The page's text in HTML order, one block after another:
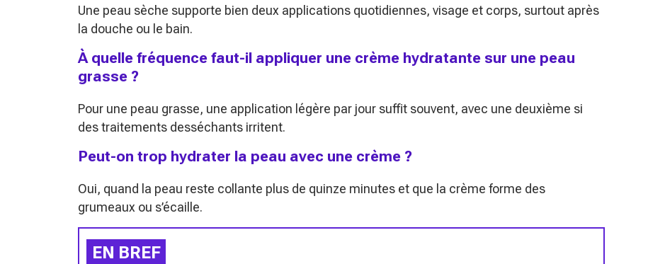
Une peau sèche supporte bien deux applications quotidiennes, visage et corps, surtout après
la douche ou le bain.
À quelle fréquence faut-il appliquer une crème hydratante sur une peau
grasse ?
Pour une peau grasse, une application légère par jour suffit souvent, avec une deuxième si
des traitements desséchants irritent.
Peut-on trop hydrater la peau avec une crème ?
Oui, quand la peau reste collante plus de quinze minutes et que la crème forme des
grumeaux ou s’écaille.
EN BREF